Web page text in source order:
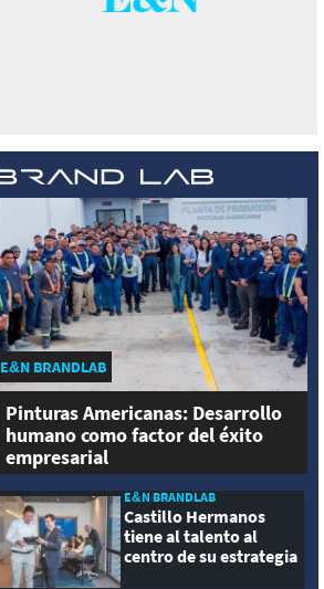
E&N BRANDLAB
Pinturas Americanas: Desarrollo
humano como factor del éxito
empresarial
E&N BRANDLAB
Castillo Hermanos
tiene al talento al
centro de su estrategia